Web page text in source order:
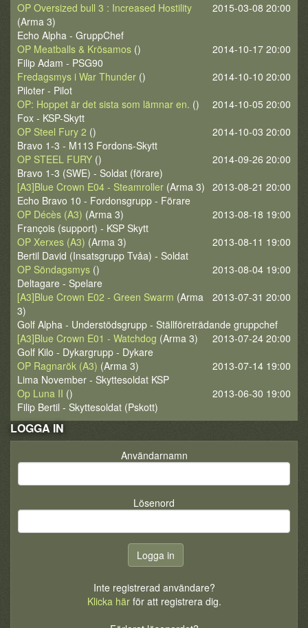
2015-03-08 20:00
OP Oversized bull 3 : Increased Hostility
(Arma 3)
Echo Alpha - GruppChef
2014-10-17 20:00
OP Meatballs & Krösamos ()
Filip Adam - PSG90
2014-10-10 20:00
Fredagsmys i War Thunder ()
Piloter - Pilot
2014-10-05 20:00
OP: Hoppet är det sista som lämnar en. ()
Fox - KSP-Skytt
2014-10-03 20:00
OP Steel Fury 2 ()
Bravo 1-3 - M113 Fordons-Skytt
2014-09-26 20:00
OP STEEL FURY ()
Bravo 1-3 (SWE) - Soldat (förare)
2013-08-21 20:00
[A3]Blue Crown E04 - Steamroller (Arma 3)
Echo Bravo 10 - Fordonsgrupp - Förare
2013-08-18 19:00
OP Décès (A3) (Arma 3)
François (support) - KSP Skytt
2013-08-11 19:00
OP Xerxes (A3) (Arma 3)
Bertil David (Insatsgrupp Tvåa) - Soldat
2013-08-04 19:00
OP Söndagsmys ()
Deltagare - Spelare
2013-07-31 20:00
[A3]Blue Crown E02 - Green Swarm (Arma
3)
Golf Alpha - Understödsgrupp - Ställföreträdande gruppchef
2013-07-24 20:00
[A3]Blue Crown E01 - Watchdog (Arma 3)
Golf Kilo - Dykargrupp - Dykare
2013-07-14 19:00
OP Ragnarök (A3) (Arma 3)
Lima November - Skyttesoldat KSP
2013-06-30 19:00
Op Luna II ()
Filip Bertil - Skyttesoldat (Pskott)
LOGGA IN
Användarnamn
Lösenord
Inte registrerad användare?
Klicka härför att registrera dig.